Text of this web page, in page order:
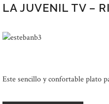
LA JUVENIL TV –
Este sencillo y confortable plato